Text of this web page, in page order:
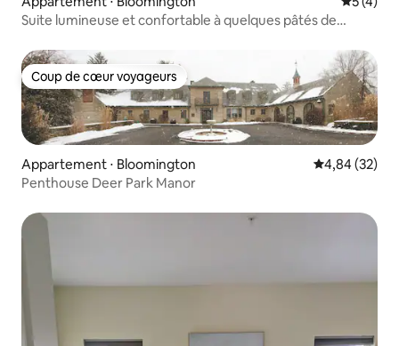
Suite lumineuse et confortable à quelques pâtés de
Coup de cœur voyageurs
Coup de cœur voyageurs
Appartement ⋅ Bloomington Évaluation
4,84 (32)
Penthouse Deer Park Manor